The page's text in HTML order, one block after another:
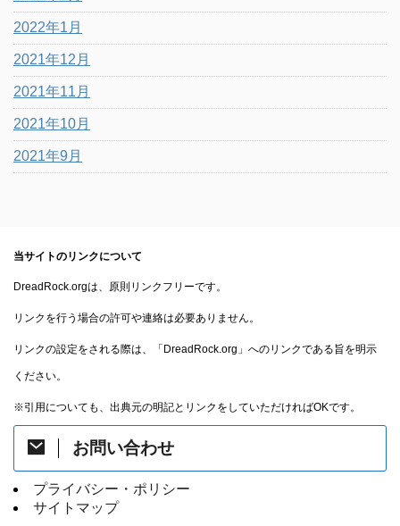
2022年1月
2021年12月
2021年11月
2021年10月
2021年9月
当サイトのリンクについて
DreadRock.orgは、原則リンクフリーです。
リンクを行う場合の許可や連絡は必要ありません。
リンクの設定をされる際は、「DreadRock.org」へのリンクである旨を明示
ください。
※引用についても、出典元の明記とリンクをしていただければOKです。
お問い合わせ
プライバシー・ポリシー
サイトマップ